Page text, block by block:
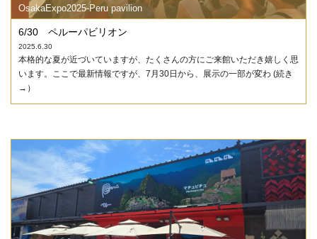
OsakaExpo2025-Peru pavilion
6/30 ペルーパビリオン
2025.6.30
本格的な夏が近づいていますが、たくさんの方にご来館いただき嬉しく思
います。ここで最新情報ですが、7月30日から、展示の一部が変わ (続き
→）